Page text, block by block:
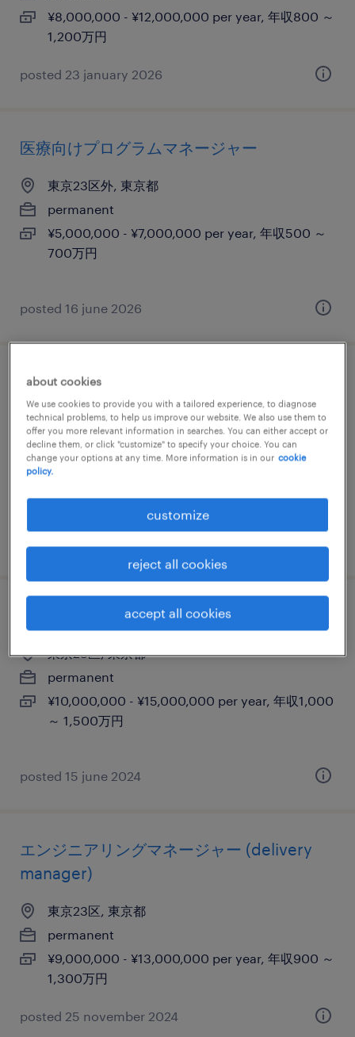
¥8,000,000 - ¥12,000,000 per year, 年収800 ～
1,200万円
posted 23 january 2026
医療向けプログラムマネージャー
東京23区外, 東京都
permanent
¥5,000,000 - ¥7,000,000 per year, 年収500 ～
700万円
posted 16 june 2026
営業責任者候補
東京23区,東京23区外ほか, 東京都
permanent
¥9,000,000 - ¥12,000,000 per year, 年収900 ～
cfo候補：食品メーカー
東京23区, 東京都
permanent
¥10,000,000 - ¥15,000,000 per year, 年収1,000
～ 1,500万円
posted 15 june 2024
エンジニアリングマネージャー (delivery
manager)
東京23区, 東京都
permanent
¥9,000,000 - ¥13,000,000 per year, 年収900 ～
1,300万円
posted 25 november 2024
about cookies
We use cookies to provide you with a tailored experience, to diagnose
technical problems, to help us improve our website. We also use them to
offer you more relevant information in searches. You can either accept or
decline them, or click "customize" to specify your choice. You can
change your options at any time. More information is in our cookie
policy.
customize
reject all cookies
accept all cookies